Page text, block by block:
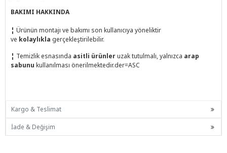
BAKIMI HAKKINDA
¦ Ürünün montajı ve bakımı son kullanıcıya yöneliktir
ve kolaylıkla gerçekleştirilebilir.
¦ Temizlik esnasında asitli ürünleruzak tutulmalı, yalnızca arap
sabunu kullanılması önerilmektedir.der=ASC
Kargo & Teslimat
İade & Değişim